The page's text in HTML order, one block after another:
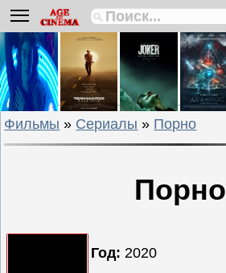
Биографии
Боевики
Вестерны
Военные
Детективы
Драмы
Фильмы » Сериалы » Порно
Порно
Год: 2020